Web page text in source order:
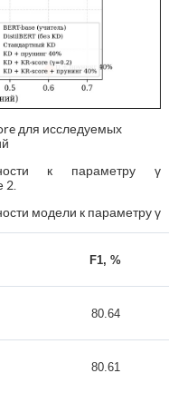
для исследуемых
к параметру γ
2.
модели к параметру γ
F1, %
80.64
80.61